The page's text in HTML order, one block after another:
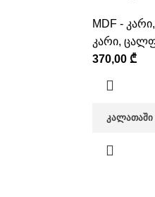
MDF - კარი,
კარი,
370,00 ₾
ᲙᲐᲚᲐᲗᲐᲨᲘ